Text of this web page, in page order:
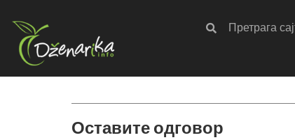
Оставите одговор